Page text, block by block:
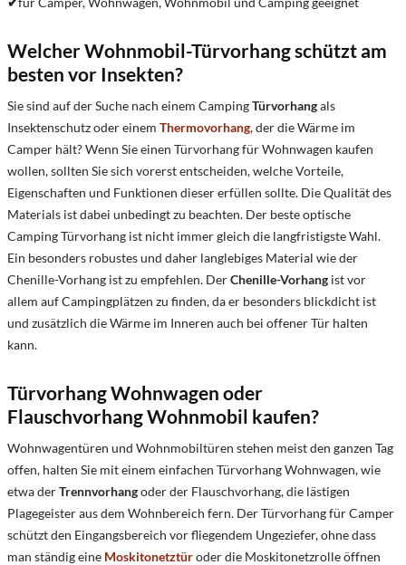
Welcher Wohnmobil-Türvorhang schützt am
besten vor Insekten?
Sie sind auf der Suche nach einem CampingTürvorhangals
Insektenschutz oder einem Thermovorhang, der die Wärme im
Camper hält? Wenn Sie einen Türvorhang für Wohnwagen kaufen
wollen, sollten Sie sich vorerst entscheiden, welche Vorteile,
Eigenschaften und Funktionen dieser erfüllen sollte. Die Qualität des
Materials ist dabei unbedingt zu beachten. Der beste optische
Camping Türvorhang ist nicht immer gleich die langfristigste Wahl.
Ein besonders robustes und daher langlebiges Material wie der
Chenille-Vorhang ist zu empfehlen. DerChenille-Vorhang ist vor
allem auf Campingplätzen zu finden, da er besonders blickdicht ist
und zusätzlich die Wärme im Inneren auch bei offener Tür halten
kann.
Türvorhang Wohnwagen oder
Flauschvorhang Wohnmobil kaufen?
Wohnwagentüren und Wohnmobiltüren stehen meist den ganzen Tag
offen, halten Sie mit einem einfachen Türvorhang Wohnwagen, wie
etwa derTrennvorhangoder der Flauschvorhang, die lästigen
Plagegeister aus dem Wohnbereich fern. Der Türvorhang für Camper
schützt den Eingangsbereich vor fliegendem Ungeziefer, ohne dass
man ständig eine Moskitonetztüroder die Moskitonetzrolle öffnen